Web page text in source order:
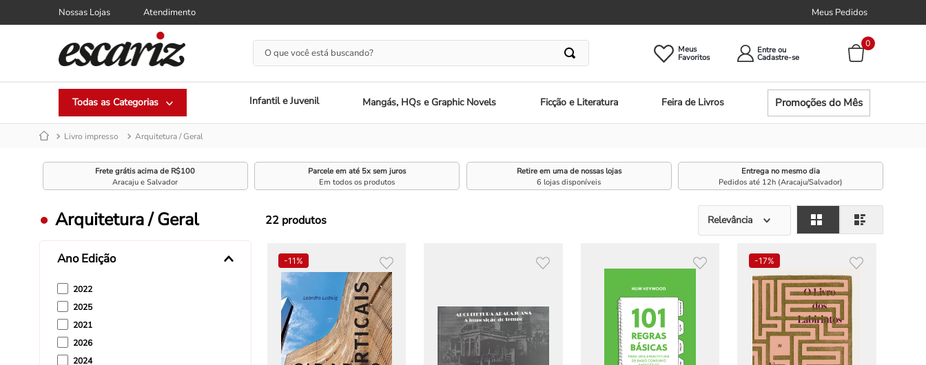
Nossas Lojas Atendimento Meus Pedidos
O que você está buscando? Meus Entre ou
0
Infantil e Juvenil Mangás, HQs e Graphic Novels Ficção e Literatura Feira de Livros Promoções do Mês
Livro impresso Arquitetura / Geral
Frete grátis acima de R$100
Aracaju e Salvador
Parcele em até 5x sem juros
Em todos os produtos
Retire em uma de nossas lojas
6 lojas disponíveis
Entrega no mesmo dia
Pedidos até 12h (Aracaju/Salvador)
Arquitetura / Geral
Ano Edição
2022
2025
2021
2026
2024
22 produtos Relevância
-11% -17%